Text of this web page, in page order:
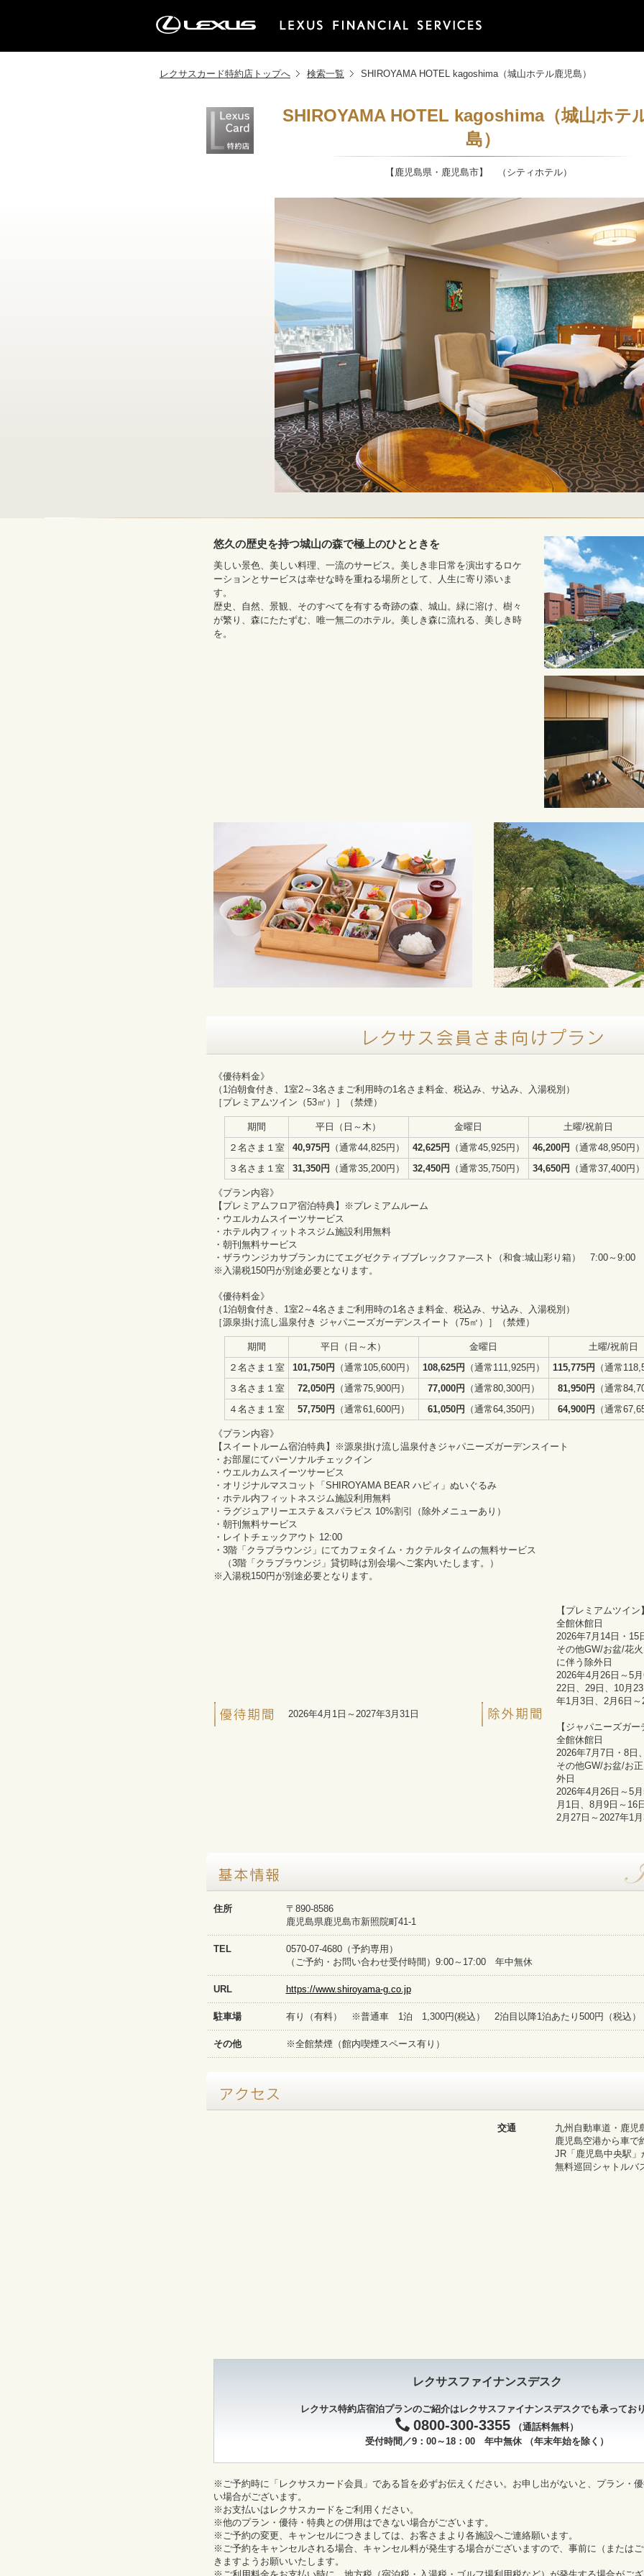
レクサスカード特約店トップへ 検索一覧 SHIROYAMA HOTEL kagoshima（城山ホテル鹿児島）
SHIROYAMA HOTEL kagoshima（城山ホテ
島）
【鹿児島県・鹿児島市】 （シティホテル）
悠久の歴史を持つ城山の森で極上のひとときを
美しい景色、美しい料理、一流のサービス。美しき非日常を演出するロケ
ーションとサービスは幸せな時を重ねる場所として、人生に寄り添いま
す。
歴史、自然、景観、そのすべてを有する奇跡の森、城山。緑に溶け、樹々
が繁り、森にたたずむ、唯一無二のホテル。美しき森に流れる、美しき時
を。
《優待料金》
（1泊朝食付き、1室2～3名さまご利用時の1名さま料金、税込み、サ込み、入湯税別）
［プレミアムツイン（53㎡）］（禁煙）
期間 平日（日～木） 金曜日
土曜/祝前日
２名さま１室
40,975円 （通常44,825円） 42,625円 （通常45,925円） 46,200円 （通常48,950円）
３名さま１室
31,350円 （通常35,200円） 32,450円 （通常35,750円） 34,650円 （通常37,400円）
《プラン内容》
【プレミアムフロア宿泊特典】※プレミアムルーム
・ウエルカムスイーツサービス
・ホテル内フィットネスジム施設利用無料
・朝刊無料サービス
・ザラウンジカサブランカにてエグゼクティブブレックファ―スト（和食:城山彩り箱） 7:00～9:00
※入湯税150円が別途必要となります。
《優待料金》
（1泊朝食付き、1室2～4名さまご利用時の1名さま料金、税込み、サ込み、入湯税別）
［源泉掛け流し温泉付き ジャパニーズガーデンスイート（75㎡）］（禁煙）
期間 平日（日～木） 金曜日
土曜/祝前日
２名さま１室
101,750円 （通常105,600円） 108,625円 （通常111,925円） 115,775円 （通常
３名さま１室
72,050円 （通常75,900円） 77,000円 （通常80,300円） 81,950円 （通常
４名さま１室
57,750円 （通常61,600円） 61,050円 （通常64,350円） 64,900円 （通常
《プラン内容》
【スイートルーム宿泊特典】※源泉掛け流し温泉付きジャパニーズガーデンスイート
・お部屋にてパーソナルチェックイン
・ウエルカムスイーツサービス
・オリジナルマスコット「SHIROYAMA BEAR ハピィ」ぬいぐるみ
・ホテル内フィットネスジム施設利用無料
・ラグジュアリーエステ＆スパラピス 10%割引（除外メニューあり）
・朝刊無料サービス
・レイトチェックアウト 12:00
・3階「クラブラウンジ」にてカフェタイム・カクテルタイムの無料サービス
（3階「クラブラウンジ」貸切時は別会場へご案内いたします。）
※入湯税150円が別途必要となります。
2026年4月1日～2027年3月31日
【プレミアムツイン
全館休館日
2026年7月14日・15
その他GW/お盆/花
に伴う除外日
2026年4月26日～5
22日、29日、10月
年1月3日、2月6日～
【ジャパニーズガ
全館休館日
2026年7月7日・8日
その他GW/お盆/お
外日
2026年4月26日～5
月1日、8月9日～16
2月27日～2027年1
住所
〒890-8586
鹿児島県鹿児島市新照院町41-1
TEL
0570-07-4680（予約専用）
（ご予約・お問い合わせ受付時間）9:00～17:00 年中無休
URL https://www.shiroyama-g.co.jp
駐車場 有り（有料） ※普通車 1泊 1,300円(税込） 2泊目以降1泊あたり500円（税込）
その他 ※全館禁煙（館内喫煙スペース有り）
交通
九州自動車道・鹿児
鹿児島空港から車で
JR「鹿児島中央駅
無料巡回シャトルバ
レクサスファイナンスデスク
レクサス特約店宿泊プランのご紹介はレクサスファイナンスデスクでも承ってお
0800-300-3355 （通話料無料）
受付時間／9：00～18：00 年中無休
（年末年始を除く）
※ご予約時に「レクサスカード会員」である旨を必ずお伝えください。お申し出がないと、プラン・
い場合がございます。
※お支払いはレクサスカードをご利用ください。
※他のプラン・優待・特典との併用はできない場合がございます。
※ご予約の変更、キャンセルにつきましては、お客さまより各施設へご連絡願います。
※ご予約をキャンセルされる場合、キャンセル料が発生する場合がございますので、事前に（または
きますようお願いいたします。